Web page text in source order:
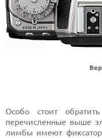
Особо стоит
перечисленные выше
лимбы имеют